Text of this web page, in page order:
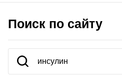
Поиск по сайту